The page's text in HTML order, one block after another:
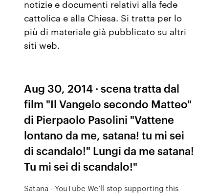
notizie e documenti relativi alla fede
cattolica e alla Chiesa. Si tratta per lo
più di materiale già pubblicato su altri
siti web.
Aug 30, 2014 · scena tratta dal
film "Il Vangelo secondo Matteo"
di Pierpaolo Pasolini "Vattene
lontano da me, satana! tu mi sei
di scandalo!" Lungi da me satana!
Tu mi sei di scandalo!"
Satana - YouTube We’ll stop supporting this